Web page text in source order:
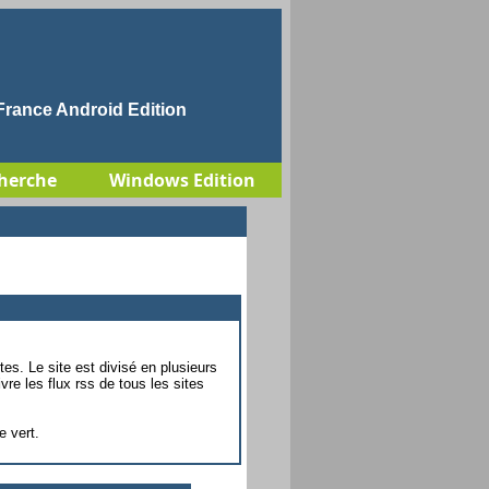
Android Edition
Windows Edition
Le site est divisé en plusieurs
les flux rss de tous les sites
vert.